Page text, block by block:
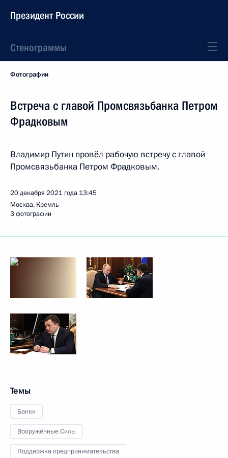
Президент России
Стенограммы
Фотографии
Встреча с главой Промсвязьбанка Петром
Фрадковым
Владимир Путин провёл рабочую встречу с главой
Промсвязьбанка Петром Фрадковым.
20 декабря 2021 года 13:45
Москва, Кремль
3 фотографии
Темы
Банки
Вооружённые Силы
Поддержка предпринимательства